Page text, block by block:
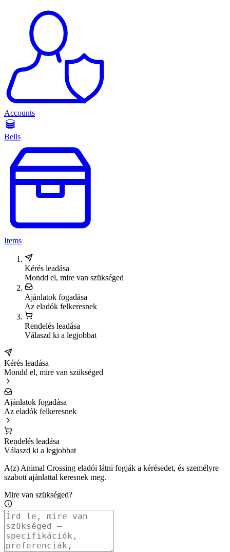
Accounts
Bells
Items
Kérés leadása
Mondd el, mire van szükséged
Ajánlatok fogadása
Az eladók felkeresnek
Rendelés leadása
Válaszd ki a legjobbat
Kérés leadása
Mondd el, mire van szükséged
Ajánlatok fogadása
Az eladók felkeresnek
Rendelés leadása
Válaszd ki a legjobbat
A(z) Animal Crossing eladói látni fogják a kérésedet, és személyre
szabott ajánlattal keresnek meg.
Mire van szükséged?